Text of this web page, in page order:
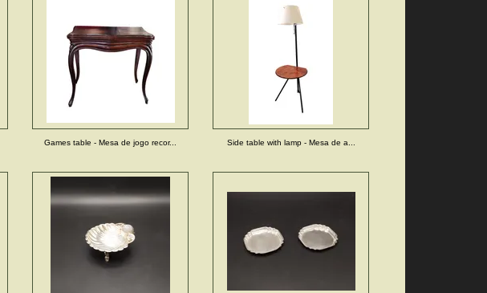
Games table - Mesa de jogo recor... Side table with lamp - Mesa de a...